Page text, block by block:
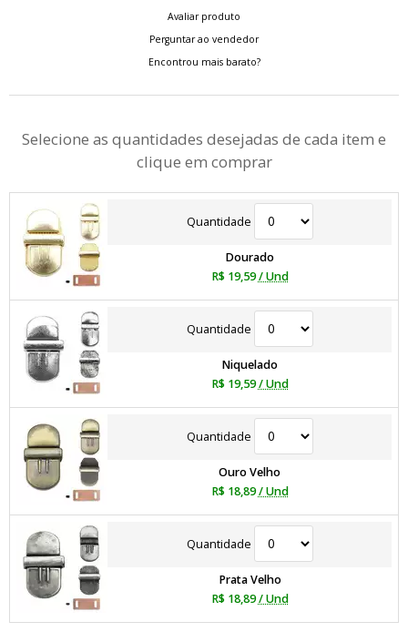
Avaliar produto
Perguntar ao vendedor
Encontrou mais barato?
Selecione as quantidades desejadas de cada item e
clique em comprar
Quantidade
Dourado
R$ 19,59 / Und
Quantidade
Niquelado
R$ 19,59 / Und
Quantidade
Ouro Velho
R$ 18,89 / Und
Quantidade
Prata Velho
R$ 18,89 / Und